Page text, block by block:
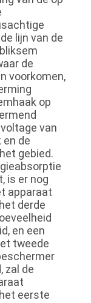
lijn van de
de
voorkomen,
op
van
en de
gebied.
is er nog
apparaat
derde
en een
tweede
zal de
eerste